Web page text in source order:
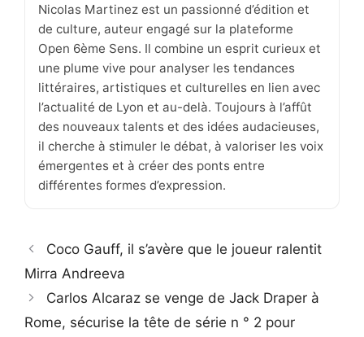
Nicolas Martinez est un passionné d’édition et
de culture, auteur engagé sur la plateforme
Open 6ème Sens. Il combine un esprit curieux et
une plume vive pour analyser les tendances
littéraires, artistiques et culturelles en lien avec
l’actualité de Lyon et au-delà. Toujours à l’affût
des nouveaux talents et des idées audacieuses,
il cherche à stimuler le débat, à valoriser les voix
émergentes et à créer des ponts entre
différentes formes d’expression.
Coco Gauff, il s’avère que le joueur ralentit
Mirra Andreeva
Carlos Alcaraz se venge de Jack Draper à
Rome, sécurise la tête de série n ° 2 pour